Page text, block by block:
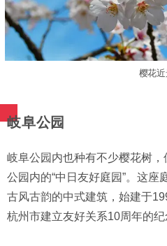
樱花
岐阜公园
岐阜公园内也种有不少樱花树
公园内的“中日友好庭园”。这座
古风古韵的中式建筑，始建于
杭州市建立友好关系10周年的纪